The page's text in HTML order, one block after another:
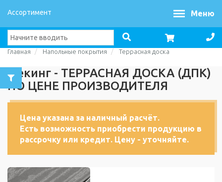
Ассортимент Меню
Главная Напольные покрытия Террасная доска
Декинг - ТЕРРАСНАЯ ДОСКА (ДПК)
ПО ЦЕНЕ ПРОИЗВОДИТЕЛЯ
Цена указана за наличный расчёт.
Есть возможность приобрести продукцию в
рассрочку или кредит. Цену - уточняйте.